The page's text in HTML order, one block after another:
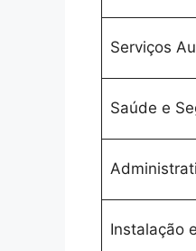
Serviços
Saúde e
Instalação